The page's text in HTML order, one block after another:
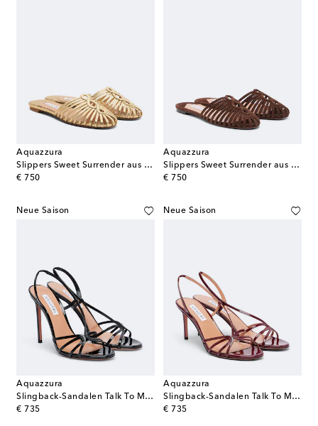
Aquazzura
Slippers Sweet Surrender aus Metallic-Leder
€ 750
original price
Aquazzura
Slippers Sweet Surrender aus Veloursleder
€ 750
original price
Neue Saison
Aquazzura
Slingback-Sandalen Talk To Me aus Leder
€ 735
original price
Neue Saison
Aquazzura
Slingback-Sandalen Talk To Me aus Leder
€ 735
original price